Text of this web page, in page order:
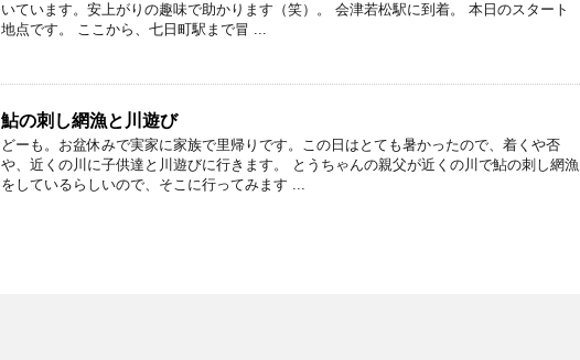
いています。安上がりの趣味で助かります（笑）。 会津若松駅に到着。 本日のスタート
地点です。 ここから、七日町駅まで冒 ...
鮎の刺し網漁と川遊び
どーも。お盆休みで実家に家族で里帰りです。この日はとても暑かったので、着くや否
や、近くの川に子供達と川遊びに行きます。 とうちゃんの親父が近くの川で鮎の刺し網漁
をしているらしいので、そこに行ってみます ...